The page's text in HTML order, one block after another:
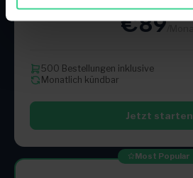
€89
500 Bestellungen inklusive
Monatlich kündbar
Jetzt starten
Most Popular